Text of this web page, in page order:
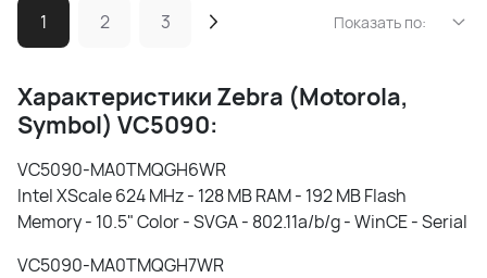
1 2 3 Показать по:
Характеристики Zebra (Motorola,
Symbol) VC5090:
VC5090-MA0TMQGH6WR
Intel XScale 624 MHz - 128 MB RAM - 192 MB Flash
Memory - 10.5" Color - SVGA - 802.11a/b/g - WinCE - Serial
VC5090-MA0TMQGH7WR